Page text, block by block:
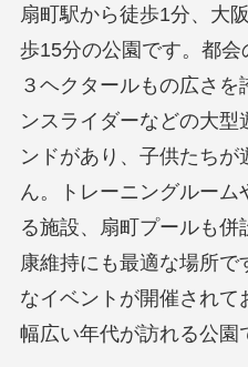
扇町駅から徒歩1分、大
歩15分の公園です。都
３ヘクタールもの広さ
ンスライダーなどの大型
ンドがあり、子供たちが
ん。トレーニングルー
る施設、扇町プールも
康維持にも最適な場所で
なイベントが開催され
幅広い年代が訪れる公園